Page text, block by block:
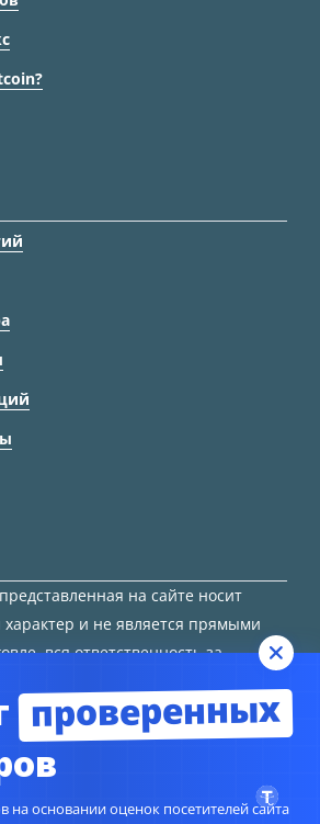
на сайте носит
и не является прямыми
вся ответственность за
проверенных
основании оценок посетителей сайта